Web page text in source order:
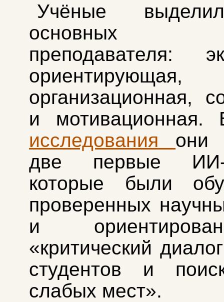
Учёные
основных
преподавателя:
ориентирующая,
организационная,
и мотивационная.
исследования они
две первые ИИ-
которые были
проверенных
и
«критический
студентов и
слабых мест».